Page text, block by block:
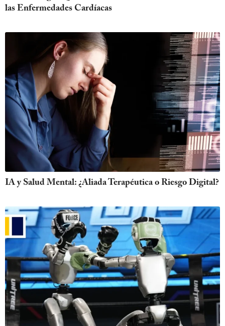
las Enfermedades Cardíacas
IA y Salud Mental: ¿Aliada Terapéutica o Riesgo Digital?